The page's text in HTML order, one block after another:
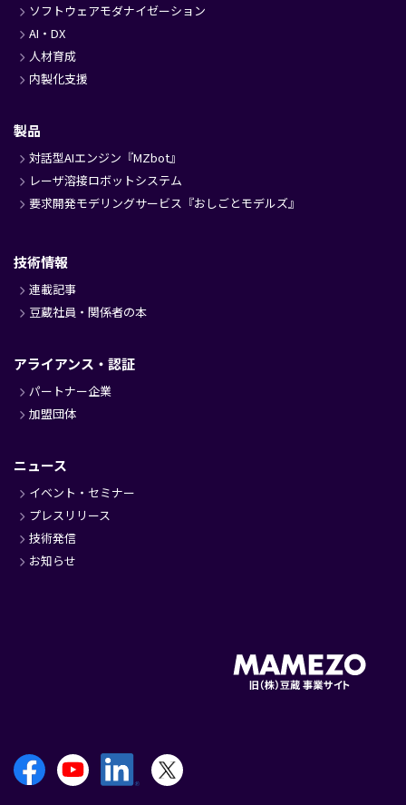
ソフトウェアモダナイゼーション
AI・DX
人材育成
内製化支援
製品
対話型AIエンジン『MZbot』
レーザ溶接ロボットシステム
要求開発モデリングサービス『おしごとモデルズ』
技術情報
連載記事
豆蔵社員・関係者の本
アライアンス・認証
パートナー企業
加盟団体
ニュース
イベント・セミナー
プレスリリース
技術発信
お知らせ